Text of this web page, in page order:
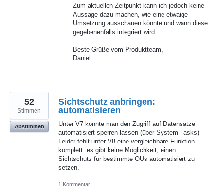
Zum aktuellen Zeitpunkt kann ich jedoch keine
Aussage dazu machen, wie eine etwaige
Umsetzung ausschauen könnte und wann diese
gegebenenfalls integriert wird.
Beste Grüße vom Produktteam,
Daniel
Sichtschutz anbringen:
automatisieren
Unter V7 konnte man den Zugriff auf Datensätze
automatisiert sperren lassen (über System Tasks).
Leider fehlt unter V8 eine vergleichbare Funktion
komplett: es gibt keine Möglichkeit, einen
Sichtschutz für bestimmte OUs automatisiert zu
setzen.
52
Stimmen
Abstimmen
1 Kommentar